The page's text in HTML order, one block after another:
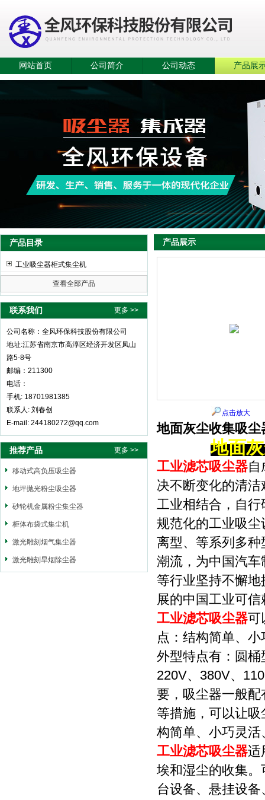
网站首页 公司简介 公司动态 产品展
产品目录
工业吸尘器柜式集尘机
查看全部产品
联系我们 更多 >>
公司名称：全风环保科技股份有限公司
地址:江苏省南京市高淳区经济开发区凤山
路5-8号
邮编：211300
电话：
手机: 18701981385
联系人: 刘春创
E-mail: 244180272@qq.com
推荐产品 更多 >>
移动式高负压吸尘器
地坪抛光粉尘吸尘器
砂轮机金属粉尘集尘器
柜体布袋式集尘机
激光雕刻烟气集尘器
激光雕刻旱烟除尘器
产品展示
点击放大
地面灰尘收集吸尘
地面
工业滤芯吸尘器
决不断变化的清
工业相结合，自
规范化的工业吸
离型、等系列多
潮流，为中国汽
等行业坚持不懈
展的中国工业可
工业滤芯吸尘器可
点：结构简单、
外型特点有：圆
220V、380V、
要，吸尘器一般
等措施，可以让
构简单、小巧灵
工业滤芯吸尘器适
埃和湿尘的收集
台设备、悬挂设